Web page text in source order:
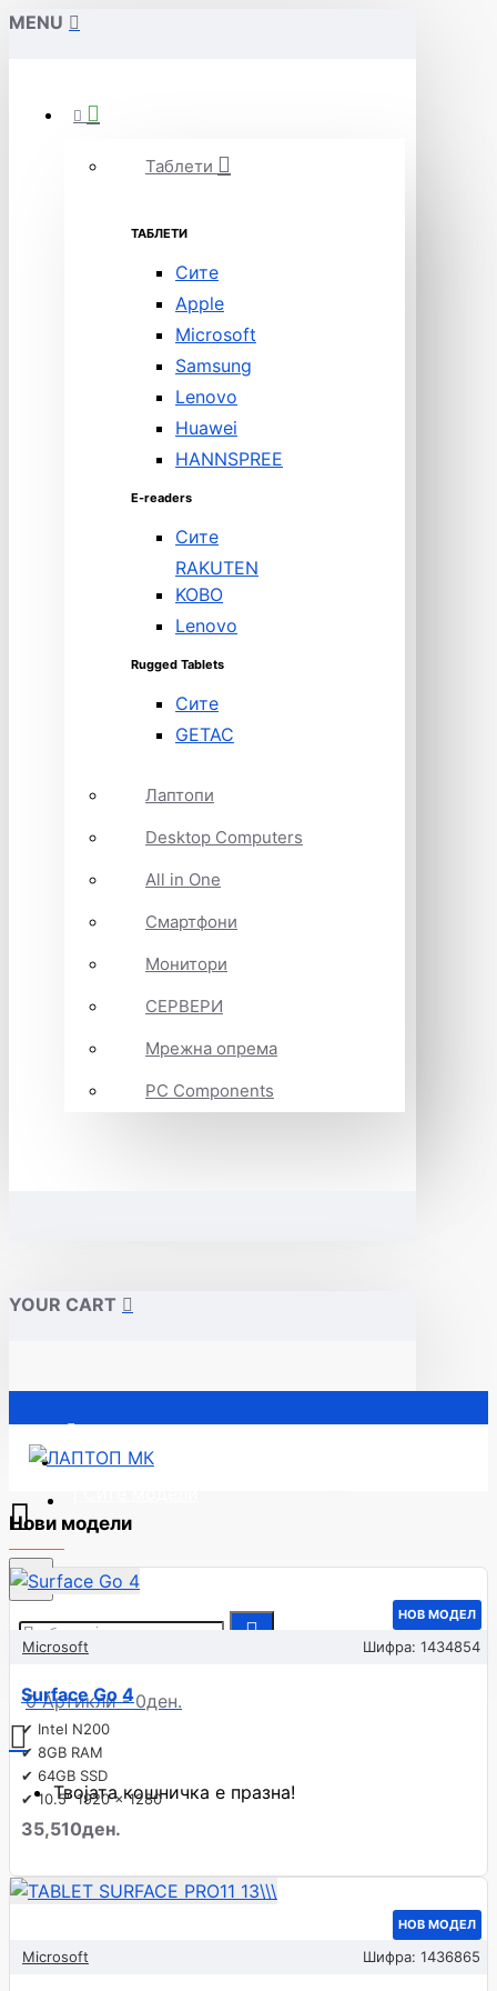
MENU
Таблети
ТАБЛЕТИ
Сите
Apple
Microsoft
Samsung
Lenovo
Huawei
HANNSPREE
E-readers
Сите
RAKUTEN
KOBO
Lenovo
Rugged Tablets
Сите
GETAC
Лаптопи
Desktop Computers
All in One
Смартфони
Монитори
СЕРВЕРИ
Мрежна опрема
PC Components
YOUR CART
Почетна
0 Артикли - 0ден.
Твојата кошничка е празна!
Нови модели
НОВ МОДЕЛ
Microsoft Шифра: 1434854
Surface Go 4
✔ Intel N200
✔ 8GB RAM
✔ 64GB SSD
✔ 10.5" 1920 x 1280
35,510ден.
НОВ МОДЕЛ
Microsoft Шифра: 1436865